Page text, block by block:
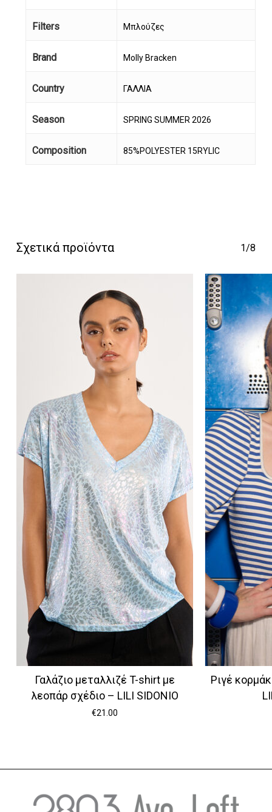
Κανένα προϊόν στο
Filters Μπλούζες
Brand Molly Bracken
Country ΓΑΛΛΙΑ
Season SPRING SUMMER 2026
Composition 85%POLYESTER 15RYLIC
Σχετικά προϊόντα 1/8
Γαλάζιο μεταλλιζέ T-shirt με
λεοπάρ σχέδιο – LILI SIDONIO
€21.00
Ριγέ